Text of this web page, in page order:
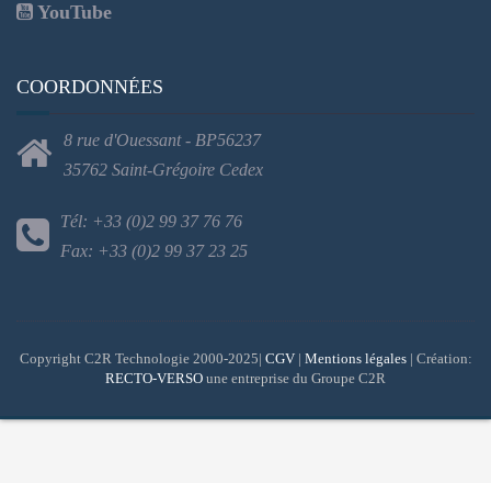
YouTube
COORDONNÉES
8 rue d'Ouessant - BP56237
35762 Saint-Grégoire Cedex
Tél: +33 (0)2 99 37 76 76
Fax: +33 (0)2 99 37 23 25
Copyright C2R Technologie 2000-2025| CGV| Mentions légales| Création:
RECTO-VERSO une entreprise du Groupe C2R